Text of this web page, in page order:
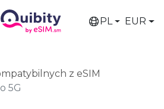
PL EUR
z eSIM
5G